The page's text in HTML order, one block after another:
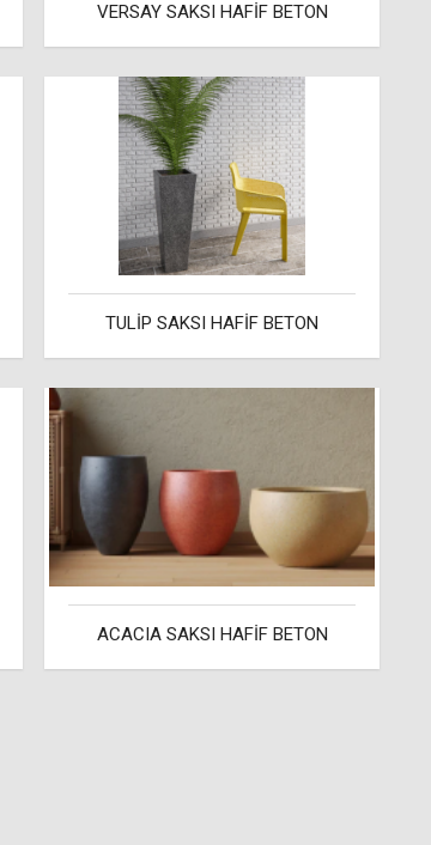
VERSAY SAKSI HAFİF BETON
TULİP SAKSI HAFİF BETON
ACACIA SAKSI HAFİF BETON